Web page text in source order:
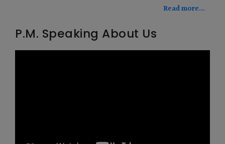
Read more...
P.M. Speaking About Us